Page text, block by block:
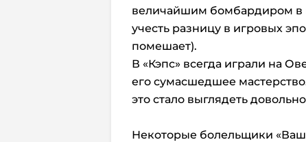
величайшим бомбардиром в
учесть разницу в игровых
помешает).
В «Кэпс» всегда играли на
его сумасшедшее
это стало выглядеть
Некоторые болельщики